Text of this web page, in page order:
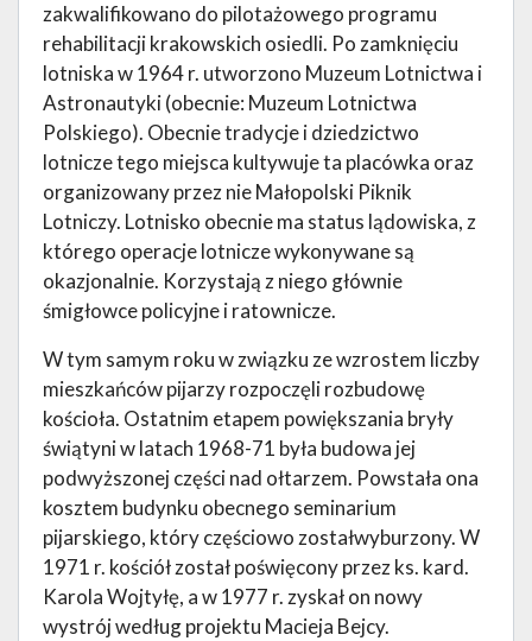
zakwalifikowano do pilotażowego programu
rehabilitacji krakowskich osiedli. Po zamknięciu
lotniska w 1964 r. utworzono Muzeum Lotnictwa i
Astronautyki (obecnie: Muzeum Lotnictwa
Polskiego). Obecnie tradycje i dziedzictwo
lotnicze tego miejsca kultywuje ta placówka oraz
organizowany przez nie Małopolski Piknik
Lotniczy. Lotnisko obecnie ma status lądowiska, z
którego operacje lotnicze wykonywane są
okazjonalnie. Korzystają z niego głównie
śmigłowce policyjne i ratownicze.
W tym samym roku w związku ze wzrostem liczby
mieszkańców pijarzy rozpoczęli rozbudowę
kościoła. Ostatnim etapem powiększania bryły
świątyni w latach 1968-71 była budowa jej
podwyższonej części nad ołtarzem. Powstała ona
kosztem budynku obecnego seminarium
pijarskiego, który częściowo zostałwyburzony. W
1971 r. kościół został poświęcony przez ks. kard.
Karola Wojtyłę, a w 1977 r. zyskał on nowy
wystrój według projektu Macieja Bejcy.